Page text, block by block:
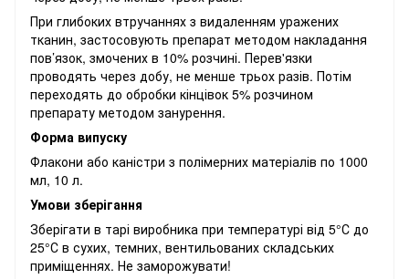
При глибоких втручаннях з видаленням уражених
тканин, застосовують препарат методом накладання
пов’язок, змочених в 10% розчині. Перев'язки
проводять через добу, не менше трьох разів. Потім
переходять до обробки кінцівок 5% розчином
препарату методом занурення.
Форма випуску
Флакони або каністри з полімерних матеріалів по 1000
мл, 10 л.
Умови зберігання
Зберігати в тарі виробника при температурі від 5°С до
25°С в сухих, темних, вентильованих складських
приміщеннях. Не заморожувати!